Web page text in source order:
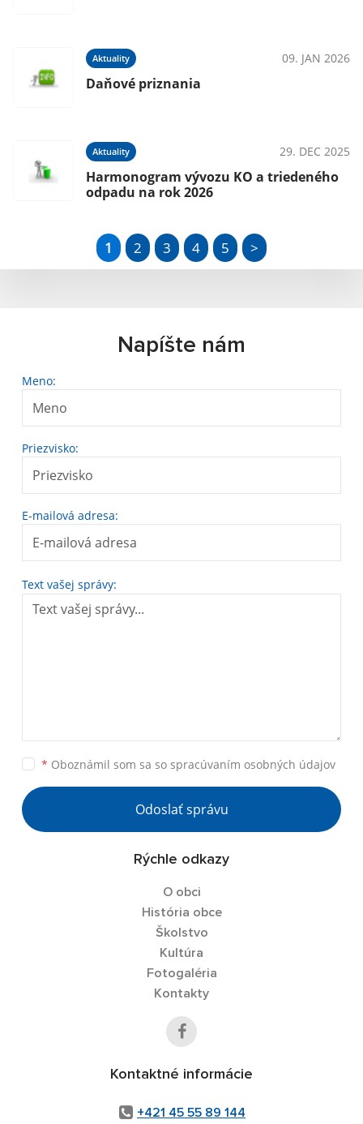
Aktuality 09. JAN 2026
Daňové priznania
Aktuality 29. DEC 2025
Harmonogram vývozu KO a triedeného
odpadu na rok 2026
1 2 3 4 5 >
Napíšte nám
Meno:
Priezvisko:
E-mailová adresa:
Text vašej správy:
* Oboznámil som sa so spracúvaním osobných údajov
Odoslať správu
Rýchle odkazy
O obci
História obce
Školstvo
Kultúra
Fotogaléria
Kontakty
Kontaktné informácie
+421 45 55 89 144